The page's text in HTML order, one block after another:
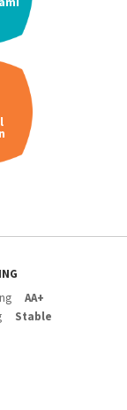
AA+
Stable